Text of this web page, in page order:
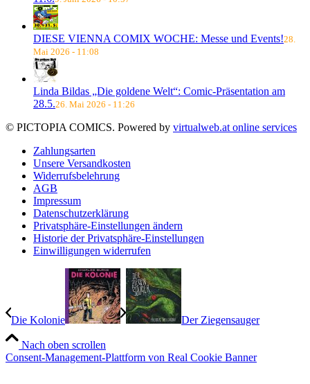
DIESE VIENNA COMIX WOCHE: Messe und Events!28.
Mai 2026 - 11:08
Linda Bildas „Die goldene Welt“: Comic-Präsentation am
28.5.26. Mai 2026 - 11:26
© PICTOPIA COMICS. Powered by virtualweb.at online services
Zahlungsarten
Unsere Versandkosten
Widerrufsbelehrung
AGB
Impressum
Datenschutzerklärung
Privatsphäre-Einstellungen ändern
Historie der Privatsphäre-Einstellungen
Einwilligungen widerrufen
Die Kolonie Der Ziegensauger
Nach oben scrollen
Consent-Management-Plattform von Real Cookie Banner